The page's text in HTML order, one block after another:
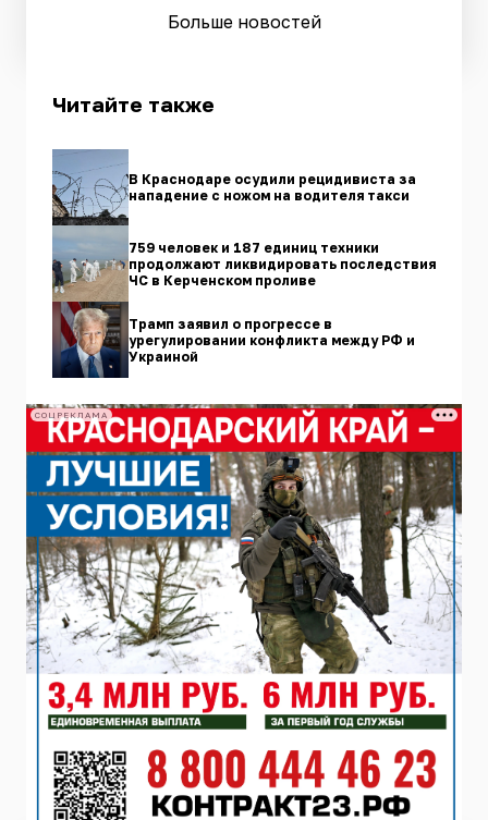
Больше новостей
Читайте также
В Краснодаре осудили рецидивиста за
нападение с ножом на водителя такси
759 человек и 187 единиц техники
продолжают ликвидировать последствия
ЧС в Керченском проливе
Трамп заявил о прогрессе в
урегулировании конфликта между РФ и
Украиной
СОЦРЕКЛАМА